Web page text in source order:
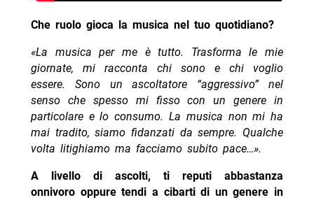
Che ruolo gioca la musica nel tuo quotidiano?
«La musica per me è tutto. Trasforma le mie
giornate, mi racconta chi sono e chi voglio
essere. Sono un ascoltatore “aggressivo” nel
senso che spesso mi fisso con un genere in
particolare e lo consumo. La musica non mi ha
mai tradito, siamo fidanzati da sempre. Qualche
volta litighiamo ma facciamo subito pace…».
A livello di ascolti, ti reputi abbastanza
onnivoro oppure tendi a cibarti di un genere in